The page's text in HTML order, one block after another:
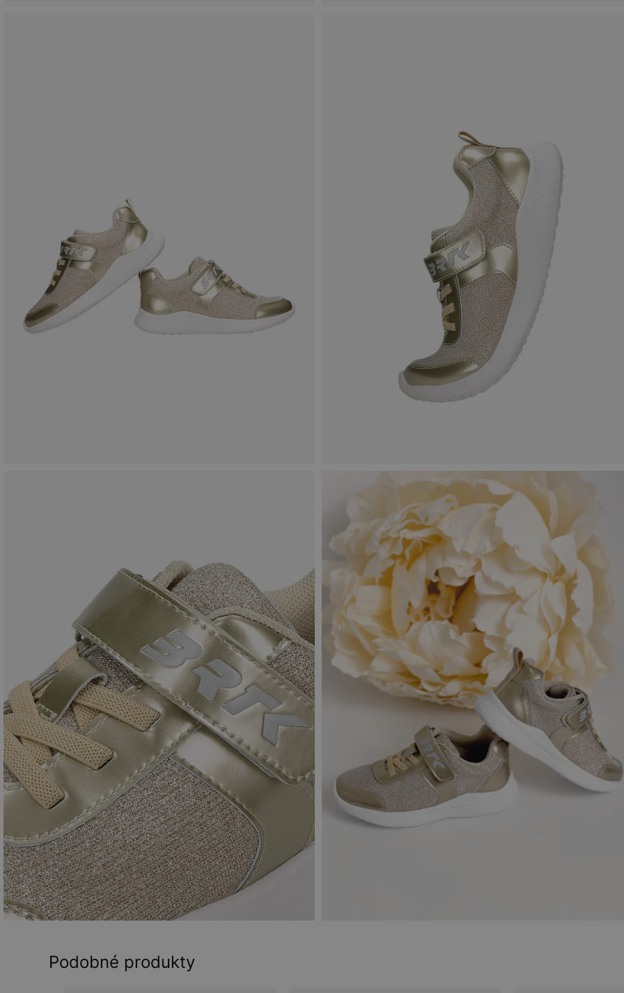
Podobné produkty